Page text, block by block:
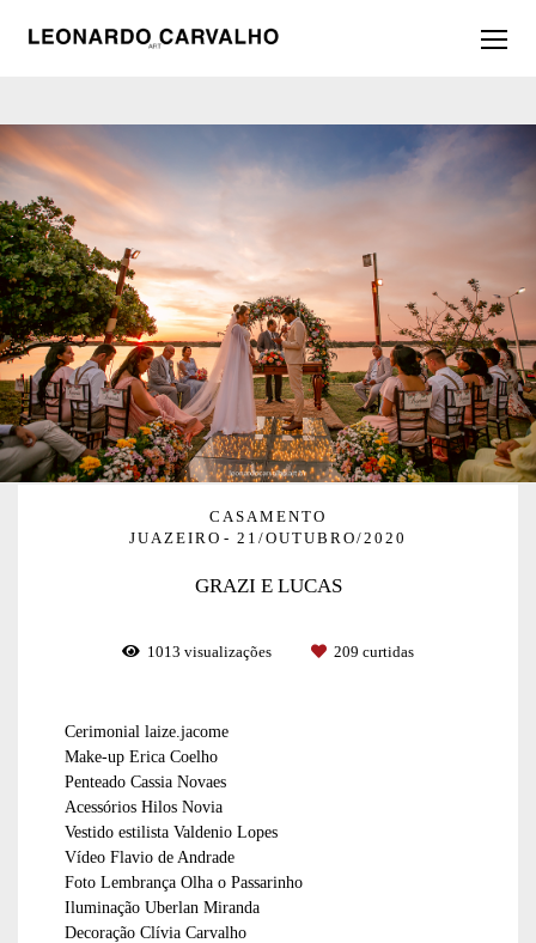
CASAMENTO
JUAZEIRO
21/OUTUBRO/2020
GRAZI E LUCAS
1013 visualizações 209 curtidas
Cerimonial laize.jacome
Make-up Erica Coelho
Penteado Cassia Novaes
AcessóriosHilos Novia
Vestido estilista Valdenio Lopes
Vídeo Flavio de Andrade
Foto Lembrança Olha o Passarinho
Iluminação Uberlan Miranda
Decoração Clívia Carvalho